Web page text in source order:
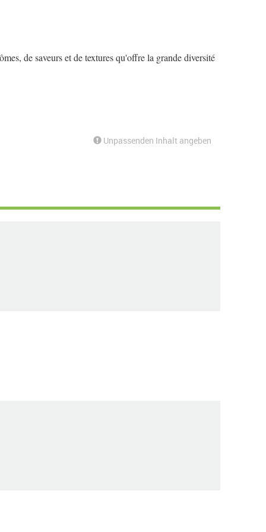
de saveurs et de textures qu'offre la grande diversité
Unpassenden Inhalt angeben